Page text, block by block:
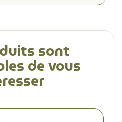
sont
de vous